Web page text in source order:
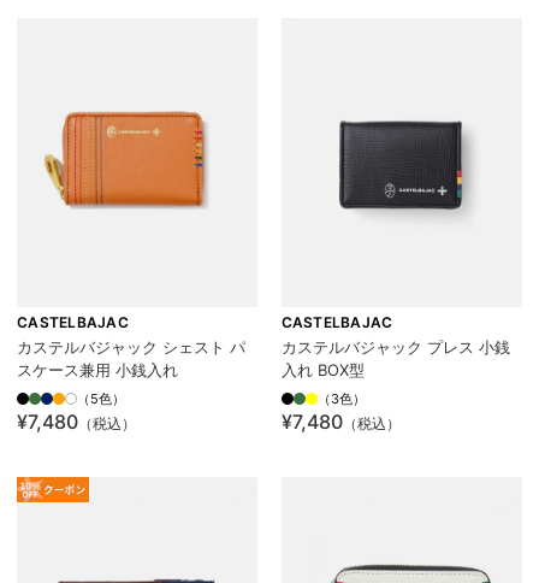
CASTELBAJAC
カステルバジャック シェスト パ
スケース兼用 小銭入れ
（5色）
¥7,480 （税込）
CASTELBAJAC
カステルバジャック プレス 小銭
入れ BOX型
（3色）
¥7,480（税込）